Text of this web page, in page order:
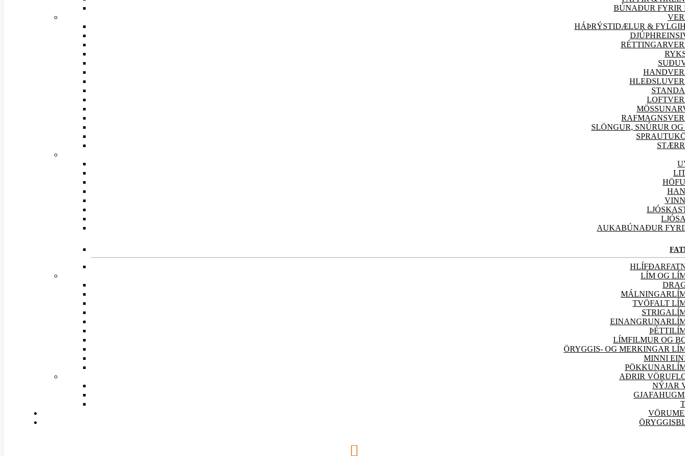
BÚNAÐUR FYRIR
HÁÞRÝSTIDÆLUR &
SUÐU
SLÖNGUR, SNÚRUR
AUKABÚNAÐUR
LÍM OG
TVÖFALT
LÍMFILMUR OG
ÖRYGGIS- OG MERKINGAR
MINNI
AÐRIR VÖRU
NÝJAR
